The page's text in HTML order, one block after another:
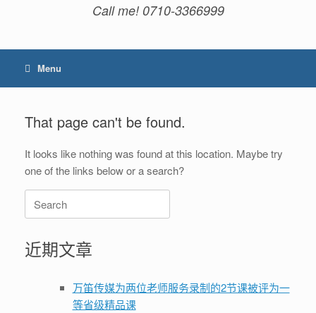
Call me! 0710-3366999
Menu
That page can't be found.
It looks like nothing was found at this location. Maybe try
one of the links below or a search?
for:
近期文章
万笛传媒为两位老师服务录制的2节课被评为一
等省级精品课